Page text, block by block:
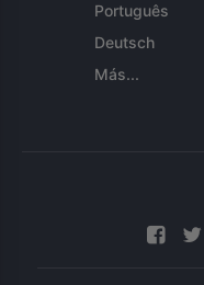
Português
Deutsch
Más...